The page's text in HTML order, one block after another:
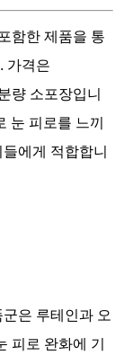
함한 제품을 통
가격은
량 소포장입니
눈 피로를 느끼
에게 적합합니
은 루테인과 오
피로 완화에 기